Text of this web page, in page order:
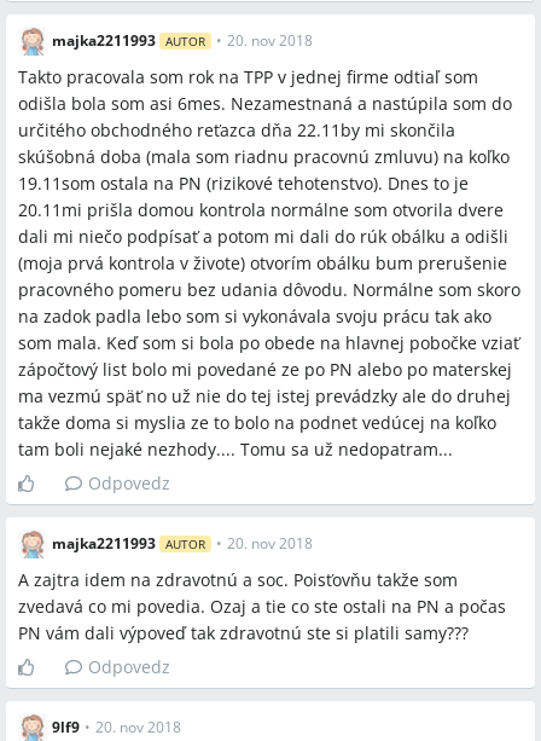
majka2211993 AUTOR • 20. nov 2018
Takto pracovala som rok na TPP v jednej firme odtiaľ som
odišla bola som asi 6mes. Nezamestnaná a nastúpila som do
určitého obchodného reťazca dňa 22.11by mi skončila
skúšobná doba (mala som riadnu pracovnú zmluvu) na koľko
19.11som ostala na PN (rizikové tehotenstvo). Dnes to je
20.11mi prišla domou kontrola normálne som otvorila dvere
dali mi niečo podpísať a potom mi dali do rúk obálku a odišli
(moja prvá kontrola v živote) otvorím obálku bum prerušenie
pracovného pomeru bez udania dôvodu. Normálne som skoro
na zadok padla lebo som si vykonávala svoju prácu tak ako
som mala. Keď som si bola po obede na hlavnej pobočke vziať
zápočtový list bolo mi povedané ze po PN alebo po materskej
ma vezmú späť no už nie do tej istej prevádzky ale do druhej
takže doma si myslia ze to bolo na podnet vedúcej na koľko
tam boli nejaké nezhody.... Tomu sa už nedopatram...
Odpovedz
majka2211993 AUTOR • 20. nov 2018
A zajtra idem na zdravotnú a soc. Poisťovňu takže som
zvedavá co mi povedia. Ozaj a tie co ste ostali na PN a počas
PN vám dali výpoveď tak zdravotnú ste si platili samy???
Odpovedz
9lf9 • 20. nov 2018